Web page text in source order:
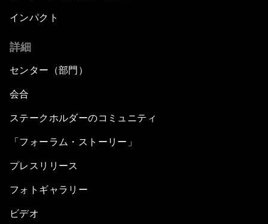
インパクト
詳細
センター（部門）
会合
ステークホルダーのコミュニティ
「フォーラム・ストーリー」
プレスリリース
フォトギャラリー
ビデオ